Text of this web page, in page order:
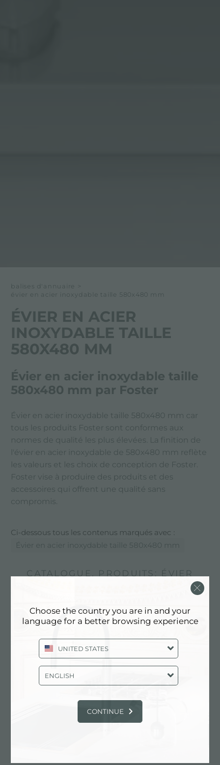
balises d'annuaire
>
évier en acier inoxydable taille 580x480 mm
ÉVIER EN ACIER
INOXYDABLE TAILLE
580X480 MM
Évier en acier inoxydable taille
580x480 mm par Foster
Évier en acier inoxydable taille 580x480 mm car
tous les produits Foster sont conformes aux
normes de qualité les plus élevées. La finition de
l'évier en acier inoxydable de 580x480 mm reflète
les valeurs et les choix de conception de Foster.
Foster vise à produire des produits et des
accessoires qui offrent une qualité sans
compromis.
Ci-dessous tous les contenus marqués avec :
Évier en acier inoxydable taille 580x480 mm
CATALOGUE, PRODUITS: ÉVIER
EN ACIER INOXYDABLE TAILLE
Choose the country you are in and your
language for a better browsing experience
UNITED STATES
ENGLISH
CONTINUE